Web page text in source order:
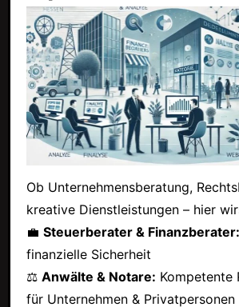
Ob Unternehmensberatung,
kreative Dienstleistungen – hier
💼 Steuerberater & Finanzberater:
finanzielle Sicherheit
⚖ Anwälte & Notare: Kompetente
für Unternehmen & Privatpersonen